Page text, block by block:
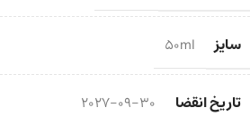
سایز 50ml
تاریخ انقضا 2027-09-30